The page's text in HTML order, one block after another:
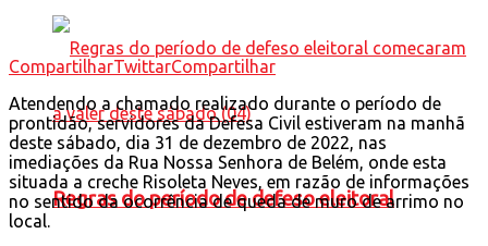
Regras do período de defeso eleitoral
CompartilharTwittarCompartilhar
Atendendo a chamado realizado durante o período de
prontidão, servidores da Defesa Civil estiveram na manhã
deste sábado, dia 31 de dezembro de 2022, nas
imediações da Rua Nossa Senhora de Belém, onde esta
situada a creche Risoleta Neves, em razão de informações
no sentido da ocorrência de queda de muro de arrimo no
local.